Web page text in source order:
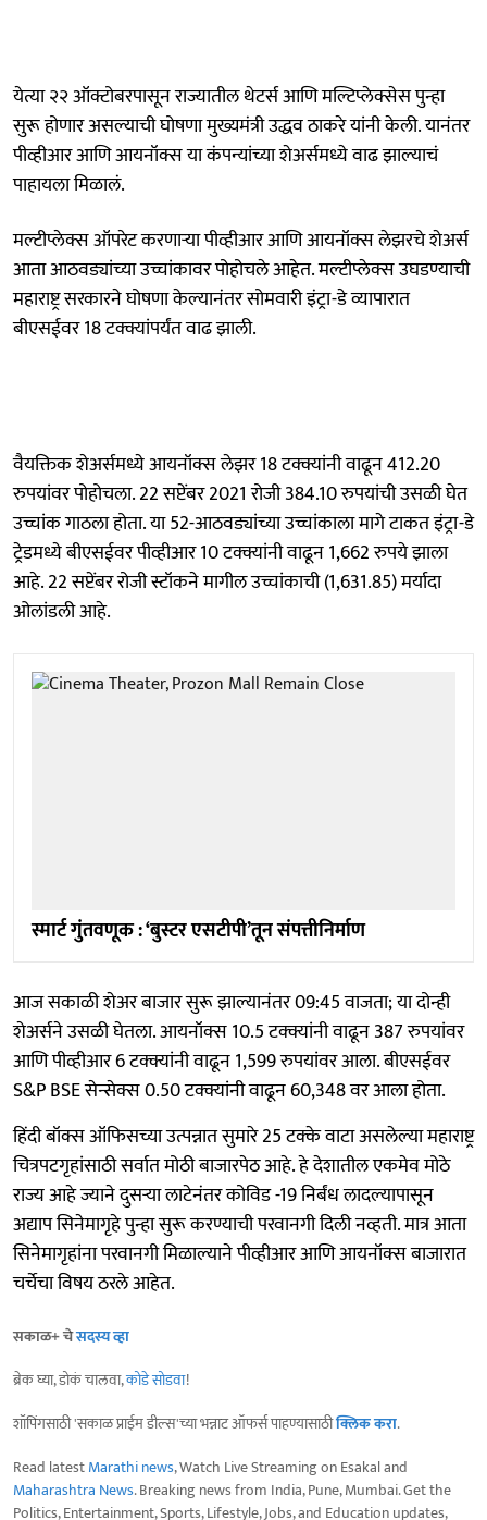
येत्या २२ ऑक्टोबरपासून राज्यातील थेटर्स आणि मल्टिप्लेक्सेस पुन्हा
सुरू होणार असल्याची घोषणा मुख्यमंत्री उद्धव ठाकरे यांनी केली. यानंतर
पीव्हीआर आणि आयनॉक्स या कंपन्यांच्या शेअर्समध्ये वाढ झाल्याचं
पाहायला मिळालं.
मल्टीप्लेक्स ऑपरेट करणाऱ्या पीव्हीआर आणि आयनॉक्स लेझरचे शेअर्स
आता आठवड्यांच्या उच्चांकावर पोहोचले आहेत. मल्टीप्लेक्स उघडण्याची
महाराष्ट्र सरकारने घोषणा केल्यानंतर सोमवारी इंट्रा-डे व्यापारात
बीएसईवर 18 टक्क्यांपर्यंत वाढ झाली.
वैयक्तिक शेअर्समध्ये आयनॉक्स लेझर 18 टक्क्यांनी वाढून 412.20
रुपयांवर पोहोचला. 22 सप्टेंबर 2021 रोजी 384.10 रुपयांची उसळी घेत
उच्चांक गाठला होता. या 52-आठवड्यांच्या उच्चांकाला मागे टाकत इंट्रा-डे
ट्रेडमध्ये बीएसईवर पीव्हीआर 10 टक्क्यांनी वाढून 1,662 रुपये झाला
आहे. 22 सप्टेंबर रोजी स्टॉकने मागील उच्चांकाची (1,631.85) मर्यादा
ओलांडली आहे.
स्मार्ट गुंतवणूक : ‘बुस्टर एसटीपी’तून संपत्तीनिर्माण
आज सकाळी शेअर बाजार सुरू झाल्यानंतर 09:45 वाजता; या दोन्ही
शेअर्सने उसळी घेतला. आयनॉक्स 10.5 टक्क्यांनी वाढून 387 रुपयांवर
आणि पीव्हीआर 6 टक्क्यांनी वाढून 1,599 रुपयांवर आला. बीएसईवर
S&P BSE सेन्सेक्स 0.50 टक्क्यांनी वाढून 60,348 वर आला होता.
हिंदी बॉक्स ऑफिसच्या उत्पन्नात सुमारे 25 टक्के वाटा असलेल्या महाराष्ट्र
चित्रपटगृहांसाठी सर्वात मोठी बाजारपेठ आहे. हे देशातील एकमेव मोठे
राज्य आहे ज्याने दुसऱ्या लाटेनंतर कोविड -19 निर्बंध लादल्यापासून
अद्याप सिनेमागृहे पुन्हा सुरू करण्याची परवानगी दिली नव्हती. मात्र आता
सिनेमागृहांना परवानगी मिळाल्याने पीव्हीआर आणि आयनॉक्स बाजारात
चर्चेचा विषय ठरले आहेत.
सकाळ+ चेसदस्य व्हा
ब्रेक घ्या, डोकं चालवा,कोडे सोडवा!
शॉपिंगसाठी 'सकाळ प्राईम डील्स'च्या भन्नाट ऑफर्स पाहण्यासाठीक्लिक करा.
Read latestMarathi news, Watch Live Streaming on Esakal and
Maharashtra News. Breaking news from India, Pune, Mumbai. Get the
Politics, Entertainment, Sports, Lifestyle, Jobs, and Education updates,